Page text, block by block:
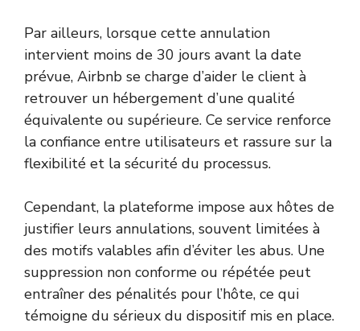
Par ailleurs, lorsque cette annulation
intervient moins de 30 jours avant la date
prévue, Airbnb se charge d’aider le client à
retrouver un hébergement d’une qualité
équivalente ou supérieure. Ce service renforce
la confiance entre utilisateurs et rassure sur la
flexibilité et la sécurité du processus.
Cependant, la plateforme impose aux hôtes de
justifier leurs annulations, souvent limitées à
des motifs valables afin d’éviter les abus. Une
suppression non conforme ou répétée peut
entraîner des pénalités pour l’hôte, ce qui
témoigne du sérieux du dispositif mis en place.